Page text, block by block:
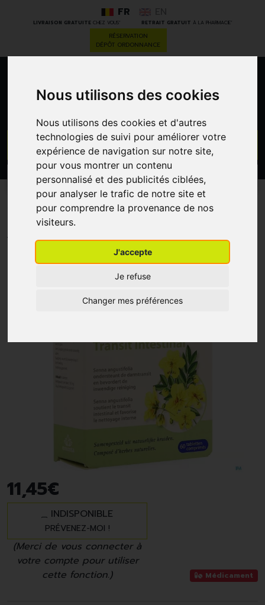
Nous utilisons des cookies
Nous utilisons des cookies et d'autres
technologies de suivi pour améliorer votre
expérience de navigation sur notre site,
pour vous montrer un contenu
personnalisé et des publicités ciblées,
pour analyser le trafic de notre site et
pour comprendre la provenance de nos
visiteurs.
J'accepte
Je refuse
Changer mes préférences
LIVRAISON GRATUITECHEZ VOUS* RETRAIT GRATUIT À LA PHARMACIE*
FR
RÉSERVATION
DÉPÔT ORDONNANCE
CATÉGORIES PROMOS
Wapiti Drg 60 Plantes
MARMA
11,45€
INDISPONIBLE
PRÉVENEZ-MOI !
(Merci de vous connecter à
votre compte pour utiliser
cette fonction.)
Médicament